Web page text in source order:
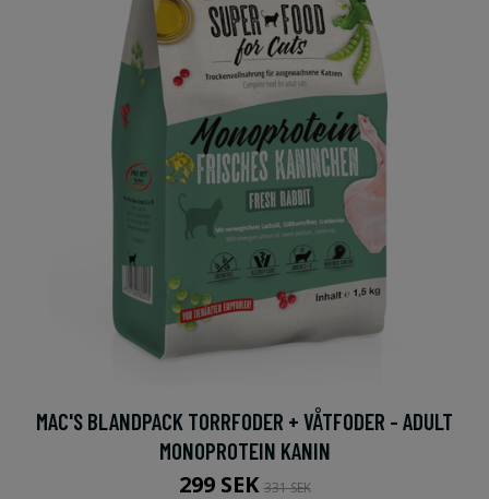
MAC'S BLANDPACK TORRFODER + VÅTFODER - ADULT
MONOPROTEIN KANIN
299 SEK331 SEK